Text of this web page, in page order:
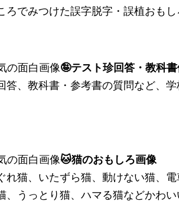
ろでみつけた誤字脱字・誤植おも
の面白画像🤪テスト珍回答・教科
答、教科書・参考書の質問など、
の面白画像🐱猫のおもしろ画像
れ猫、いたずら猫、動けない猫、
、うっとり猫、ハマる猫などかわ